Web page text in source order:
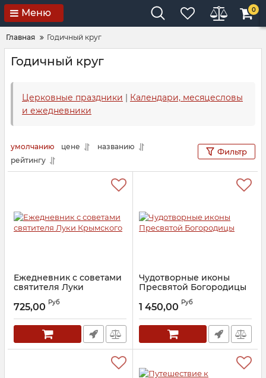
Меню 0
Главная Годичный круг
Годичный круг
Церковные праздники | Календари, месяцесловы
и ежедневники
умолчанию цене
названию
рейтингу
Фильтр
Ежедневник с советами
святителя Луки
Крымского
Артикул: 30659
725,00 Руб
Чудотворные иконы
Пресвятой Богородицы
15637
1 450,00 Руб